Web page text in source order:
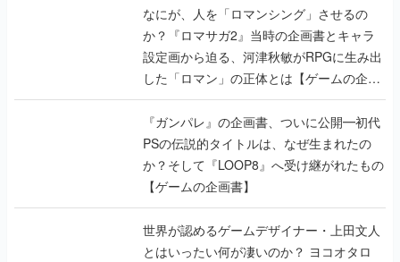
なにが、人を「ロマンシング」させるの
か？『ロマサガ2』当時の企画書とキャラ
設定画から迫る、河津秋敏がRPGに生み出
した「ロマン」の正体とは【ゲームの企画
書】
『ガンパレ』の企画書、ついに公開━初代
PSの伝説的タイトルは、なぜ生まれたの
か？そして『LOOP8』へ受け継がれたもの
【ゲームの企画書】
世界が認めるゲームデザイナー・上田文人
とはいったい何が凄いのか？ ヨコオタロ